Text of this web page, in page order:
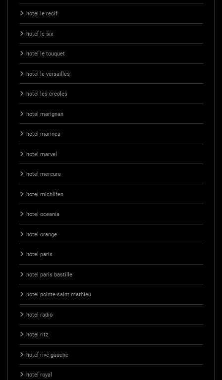
hotel le recif
hotel le six
hotel le touquet
hotel le versailles
hotel les creoles
hotel marignan
hotel marinca
hotel marvel
hotel mercure
hotel michlifen
hotel oceania
hotel orange
hotel paris
hotel paris bastille
hotel pointe saint mathieu
hotel radio
hotel ritz
hotel rive gauche
hotel royal